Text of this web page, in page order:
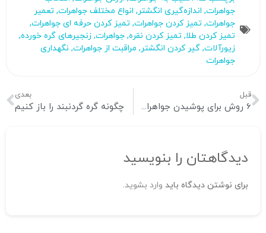
جواهرات, اندازه‌گیری انگشتر, انواع مختلف جواهرات, تعمیر
جواهرات, تمیز کردن جواهرات, تمیز کردن حرفه ای جواهرات,
تمیز کردن طلا, تمیز کردن نقره, جواهرات, زنجیرهای گره خورده,
زیورآلات, گیر کردن انگشتر, مراقبت از جواهرات, نگهداری
جواهرات
قبل
6 روش برای پوشیدن جواهرات مروارید
بعدی
چگونه گره گردنبند را باز کنیم
دیدگاهتان را بنویسید
برای نوشتن دیدگاه باید وارد بشوید.